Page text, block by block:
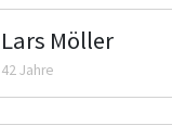
Lars Möller
42 Jahre